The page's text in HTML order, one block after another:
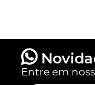
Entre em